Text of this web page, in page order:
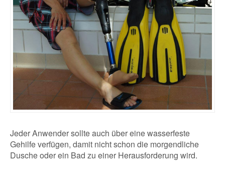
Jeder Anwender sollte auch über eine wasserfeste
Gehilfe verfügen, damit nicht schon die morgendliche
Dusche oder ein Bad zu einer Herausforderung wird.